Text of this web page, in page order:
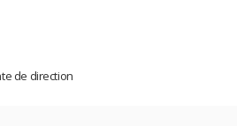
de direction